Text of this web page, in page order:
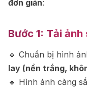
đơn giản:
Bước 1: Tải ảnh
🔹 Chuẩn bị hình
lay (nền trắng,
🔹 Hình ảnh càng